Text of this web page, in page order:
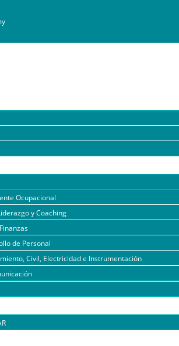
Ocupacional
y Coaching
de Personal
Civil, Electricidad e Instrumentación